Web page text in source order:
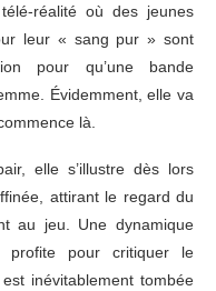
réalité où des jeunes
leur « sang pur » sont
pour qu’une bande
Évidemment, elle va
là.
elle s’illustre dès lors
attirant le regard du
au jeu. Une dynamique
profite pour critiquer le
inévitablement tombée